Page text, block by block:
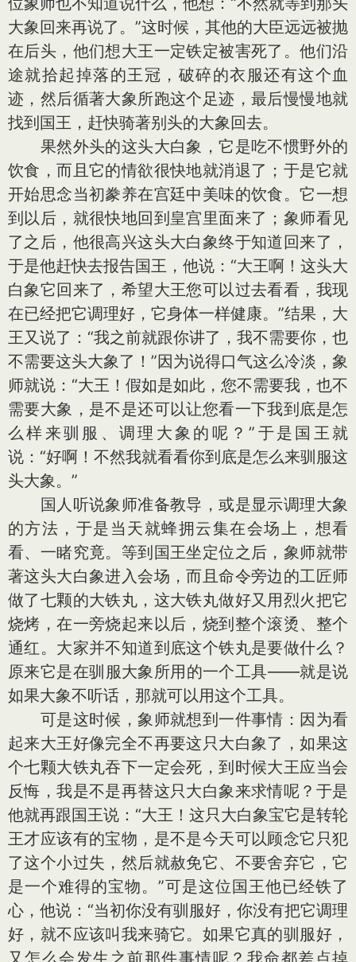
大象回来再说了。”这时候，其他的大臣远远被抛
在后头，他们想大王一定铁定被害死了。他们沿
途就拾起掉落的王冠，破碎的衣服还有这个血
迹，然后循著大象所跑这个足迹，最后慢慢地就
找到国王，赶快骑著别头的大象回去。
果然外头的这头大白象，它是吃不惯野外的
饮食，而且它的情欲很快地就消退了；于是它就
开始思念当初豢养在宫廷中美味的饮食。它一想
到以后，就很快地回到皇宫里面来了；象师看见
了之后，他很高兴这头大白象终于知道回来了，
于是他赶快去报告国王，他说：“大王啊！这头大
白象它回来了，希望大王您可以过去看看，我现
在已经把它调理好，它身体一样健康。”结果，大
王又说了：“我之前就跟你讲了，我不需要你，也
不需要这头大象了！”因为说得口气这么冷淡，象
师就说：“大王！假如是如此，您不需要我，也不
需要大象，是不是还可以让您看一下我到底是怎
么样来驯服、调理大象的呢？”于是国王就
说：“好啊！不然我就看看你到底是怎么来驯服这
头大象。”
国人听说象师准备教导，或是显示调理大象
的方法，于是当天就蜂拥云集在会场上，想看
看、一睹究竟。等到国王坐定位之后，象师就带
著这头大白象进入会场，而且命令旁边的工匠师
做了七颗的大铁丸，这大铁丸做好又用烈火把它
烧烤，在一旁烧起来以后，烧到整个滚烫、整个
通红。大家并不知道到底这个铁丸是要做什么？
原来它是在驯服大象所用的一个工具——就是说
如果大象不听话，那就可以用这个工具。
可是这时候，象师就想到一件事情：因为看
起来大王好像完全不再要这只大白象了，如果这
个七颗大铁丸吞下一定会死，到时候大王应当会
反悔，我是不是再替这只大白象来求情呢？于是
他就再跟国王说：“大王！这只大白象宝它是转轮
王才应该有的宝物，是不是今天可以顾念它只犯
了这个小过失，然后就赦免它、不要舍弃它，它
是一个难得的宝物。”可是这位国王他已经铁了
心，他说：“当初你没有驯服好，你没有把它调理
好，就不应该叫我来骑它。如果它真的驯服好，
又怎么会发生之前那件事情呢？我命都差点掉